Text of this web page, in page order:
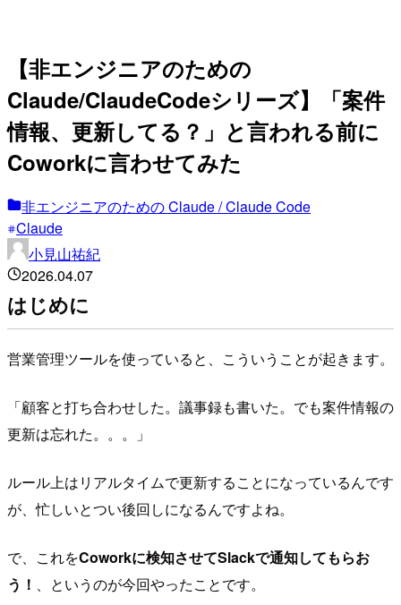
【非エンジニアのための
Claude/ClaudeCodeシリーズ】「案件
情報、更新してる？」と言われる前に
Coworkに言わせてみた
非エンジニアのための Claude / Claude Code
Claude
小見山祐紀
2026.04.07
はじめに
営業管理ツールを使っていると、こういうことが起きます。
「顧客と打ち合わせした。議事録も書いた。でも案件情報の
更新は忘れた。。。」
ルール上はリアルタイムで更新することになっているんです
が、忙しいとつい後回しになるんですよね。
で、これをCoworkに検知させてSlackで通知してもらお
う！ 、というのが今回やったことです。